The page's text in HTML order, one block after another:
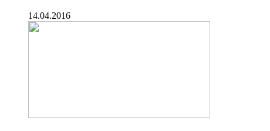
14.04.2016